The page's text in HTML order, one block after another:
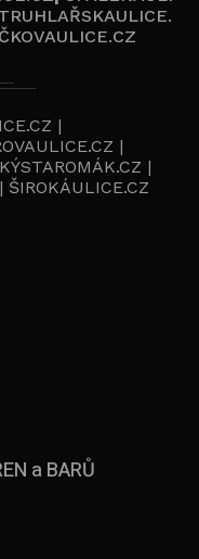
TRUHLAŘSKAULICE.
|
|
|
ŠIROKÁULICE.CZ
a BARŮ